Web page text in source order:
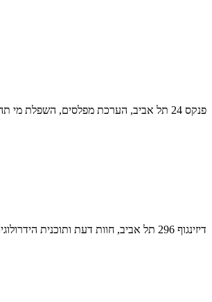
פנקס 24 תל אביב, הערכת מפלסים, השפלת מי תהום, ניהול מי נגר
דיזינגוף 296 תל אביב, חוות דעת ותוכנית הידרולוגית לניהול מי נגר